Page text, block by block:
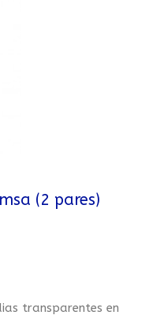
(2 pares)
transparentes en